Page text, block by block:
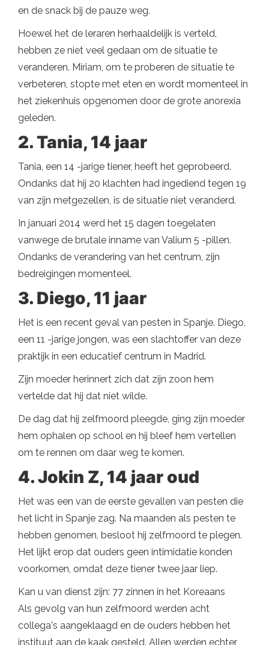
en de snack bij de pauze weg.
Hoewel het de leraren herhaaldelijk is verteld,
hebben ze niet veel gedaan om de situatie te
veranderen. Miriam, om te proberen de situatie te
verbeteren, stopte met eten en wordt momenteel in
het ziekenhuis opgenomen door de grote anorexia
geleden.
2. Tania, 14 jaar
Tania, een 14 -jarige tiener, heeft het geprobeerd.
Ondanks dat hij 20 klachten had ingediend tegen 19
van zijn metgezellen, is de situatie niet veranderd.
In januari 2014 werd het 15 dagen toegelaten
vanwege de brutale inname van Valium 5 -pillen.
Ondanks de verandering van het centrum, zijn
bedreigingen momenteel.
3. Diego, 11 jaar
Het is een recent geval van pesten in Spanje. Diego,
een 11 -jarige jongen, was een slachtoffer van deze
praktijk in een educatief centrum in Madrid.
Zijn moeder herinnert zich dat zijn zoon hem
vertelde dat hij dat niet wilde.
De dag dat hij zelfmoord pleegde, ging zijn moeder
hem ophalen op school en hij bleef hem vertellen
om te rennen om daar weg te komen.
4. Jokin Z, 14 jaar oud
Het was een van de eerste gevallen van pesten die
het licht in Spanje zag. Na maanden als pesten te
hebben genomen, besloot hij zelfmoord te plegen.
Het lijkt erop dat ouders geen intimidatie konden
voorkomen, omdat deze tiener twee jaar liep.
Kan u van dienst zijn: 77 zinnen in het Koreaans
Als gevolg van hun zelfmoord werden acht
collega's aangeklaagd en de ouders hebben het
instituut aan de kaak gesteld. Allen werden echter